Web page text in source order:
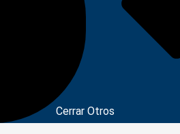
Cerrar Otros